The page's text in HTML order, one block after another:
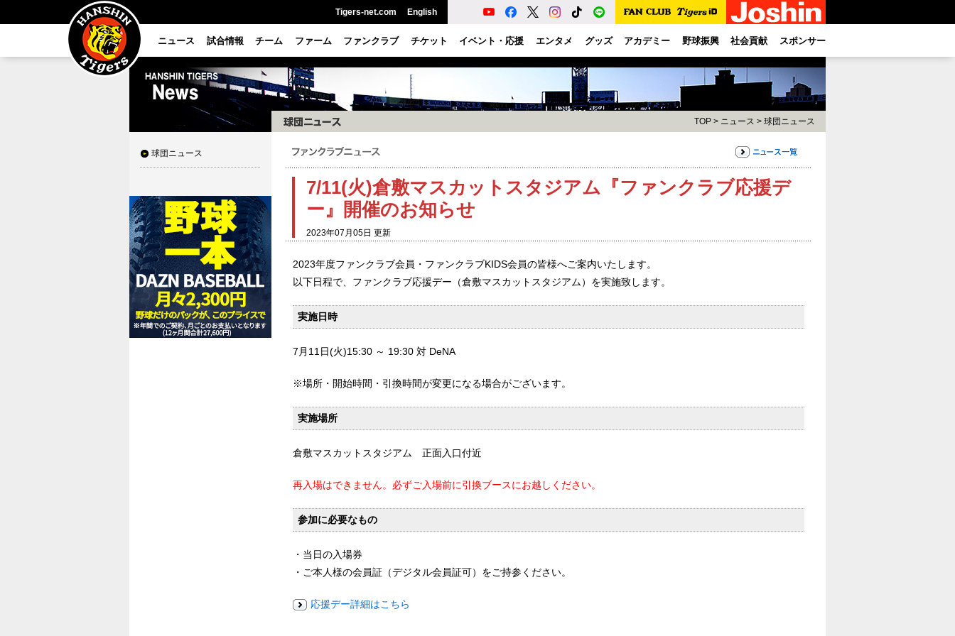
Tigers-net.com English
ニュース 試合情報 チーム ファーム ファンクラブ チケット イベント・応援 エンタメ グッズ アカデミー 野球振興 社会貢献 スポンサー
球団ニュース
TOP > ニュース > 球団ニュース
7/11(火)倉敷マスカットスタジアム『ファンクラブ応援デ
ー』開催のお知らせ
2023年07月05日 更新
2023年度ファンクラブ会員・ファンクラブKIDS会員の皆様へご案内いたします。
以下日程で、ファンクラブ応援デー（倉敷マスカットスタジアム）を実施致します。
実施日時
7月11日(火)15:30 ～ 19:30 対 DeNA
※場所・開始時間・引換時間が変更になる場合がございます。
実施場所
倉敷マスカットスタジアム 正面入口付近
再入場はできません。必ずご入場前に引換ブースにお越しください。
参加に必要なもの
・当日の入場券
・ご本人様の会員証（デジタル会員証可）をご持参ください。
応援デー詳細はこちら